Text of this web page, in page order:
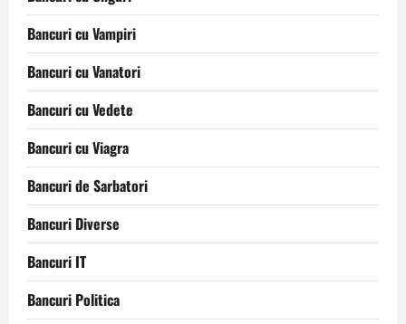
Bancuri cu Vampiri
Bancuri cu Vanatori
Bancuri cu Vedete
Bancuri cu Viagra
Bancuri de Sarbatori
Bancuri Diverse
Bancuri IT
Bancuri Politica